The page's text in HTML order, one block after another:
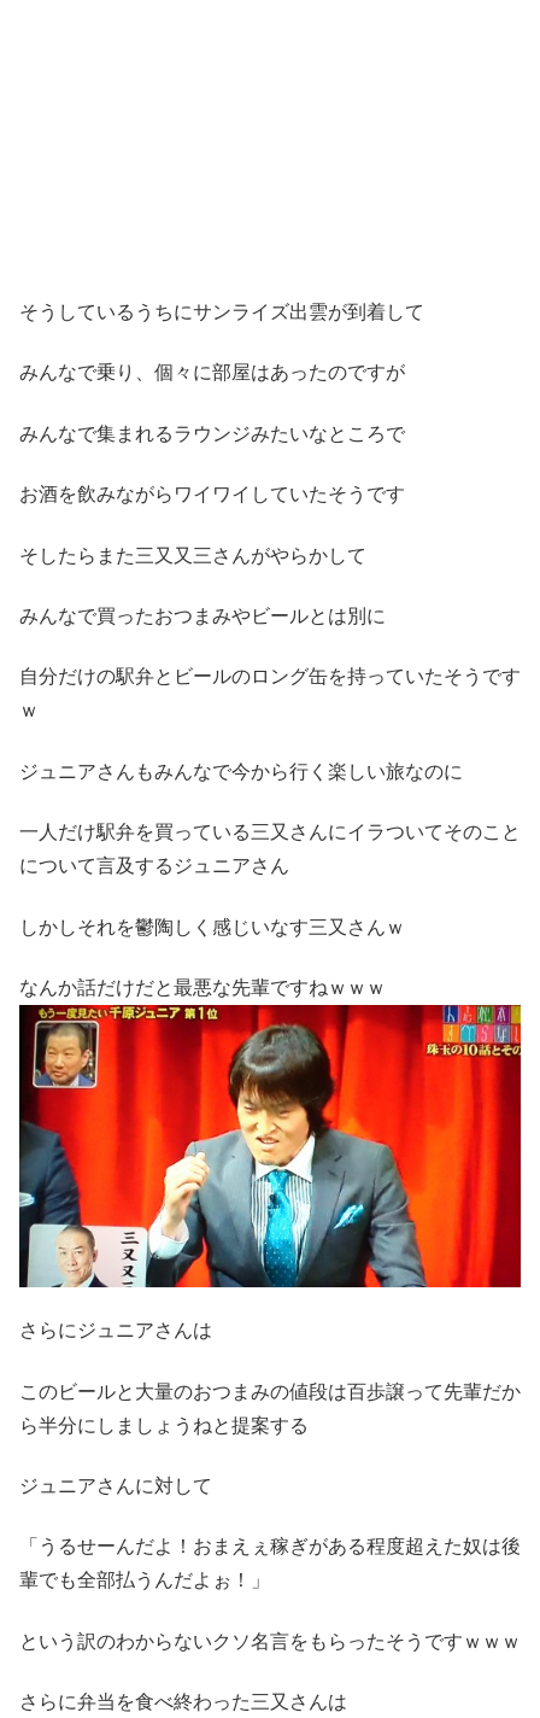
そうしているうちにサンライズ出雲が到着して
みんなで乗り、個々に部屋はあったのですが
みんなで集まれるラウンジみたいなところで
お酒を飲みながらワイワイしていたそうです
そしたらまた三又又三さんがやらかして
みんなで買ったおつまみやビールとは別に
自分だけの駅弁とビールのロング缶を持っていたそうです
ｗ
ジュニアさんもみんなで今から行く楽しい旅なのに
一人だけ駅弁を買っている三又さんにイラついてそのこと
について言及するジュニアさん
しかしそれを鬱陶しく感じいなす三又さんｗ
なんか話だけだと最悪な先輩ですねｗｗｗ
さらにジュニアさんは
このビールと大量のおつまみの値段は百歩譲って先輩だか
ら半分にしましょうねと提案する
ジュニアさんに対して
「うるせーんだよ！おまえぇ稼ぎがある程度超えた奴は後
輩でも全部払うんだよぉ！」
という訳のわからないクソ名言をもらったそうですｗｗｗ
さらに弁当を食べ終わった三又さんは